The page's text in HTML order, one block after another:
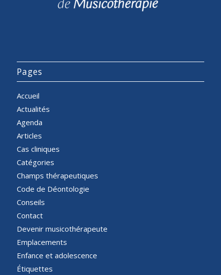
Pages
Accueil
Actualités
Agenda
Articles
Cas cliniques
Catégories
Champs thérapeutiques
Code de Déontologie
Conseils
Contact
Devenir musicothérapeute
Emplacements
Enfance et adolescence
Étiquettes